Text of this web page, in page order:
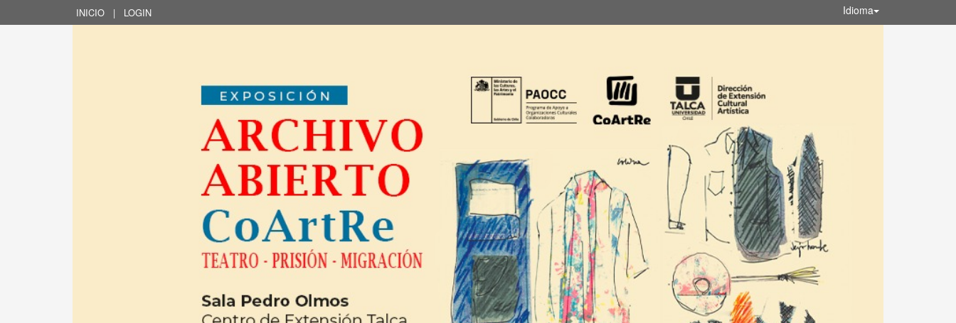
INICIO | LOGIN Idioma